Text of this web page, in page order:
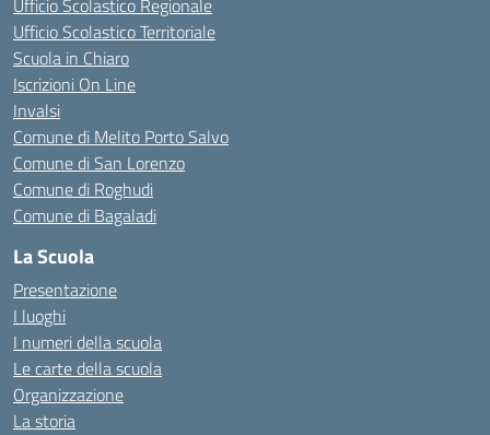
Ufficio Scolastico Regionale
Ufficio Scolastico Territoriale
Scuola in Chiaro
Iscrizioni On Line
Invalsi
Comune di Melito Porto Salvo
Comune di San Lorenzo
Comune di Roghudi
Comune di Bagaladi
La Scuola
Presentazione
I luoghi
I numeri della scuola
Le carte della scuola
Organizzazione
La storia